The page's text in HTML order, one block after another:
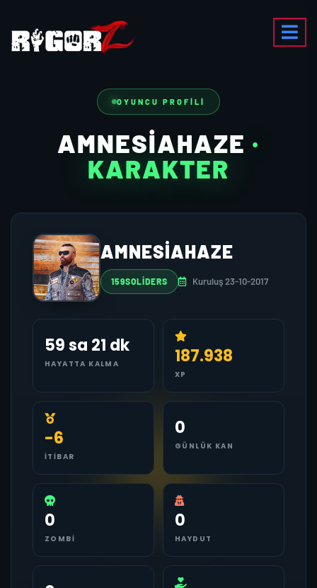
OYUNCU PROFILI
AMNESIAHAZE ·
KARAKTER
AMNESIAHAZE
159SOLIDERS Kuruluş 23-10-2017
59 sa 21 dk
HAYATTA KALMA 187.938
XP
-6
İTIBAR
0
GÜNLÜK KAN
0
ZOMBI
0
HAYDUT